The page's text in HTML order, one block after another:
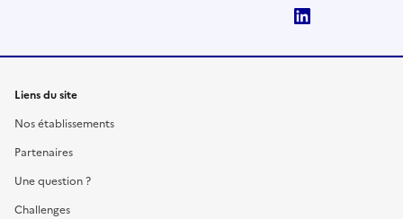
Liens du site
Nos établissements
Partenaires
Une question ?
Challenges